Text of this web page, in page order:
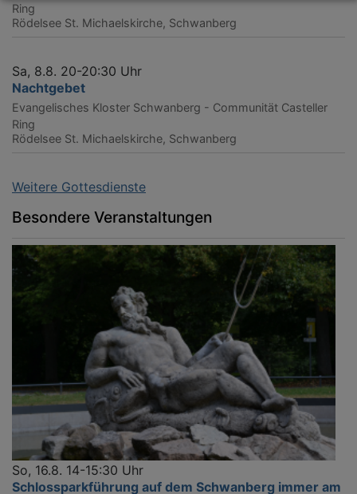
Ring
Rödelsee St. Michaelskirche, Schwanberg
Sa, 8.8. 20-20:30 Uhr
Nachtgebet
Evangelisches Kloster Schwanberg - Communität Casteller
Ring
Rödelsee St. Michaelskirche, Schwanberg
Weitere Gottesdienste
Besondere Veranstaltungen
So, 16.8. 14-15:30 Uhr
Schlossparkführung auf dem Schwanberg immer am